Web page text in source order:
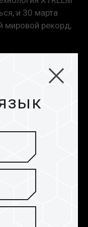
в противном
заявленной
в
в
и 30 марта
мировой рекорд,